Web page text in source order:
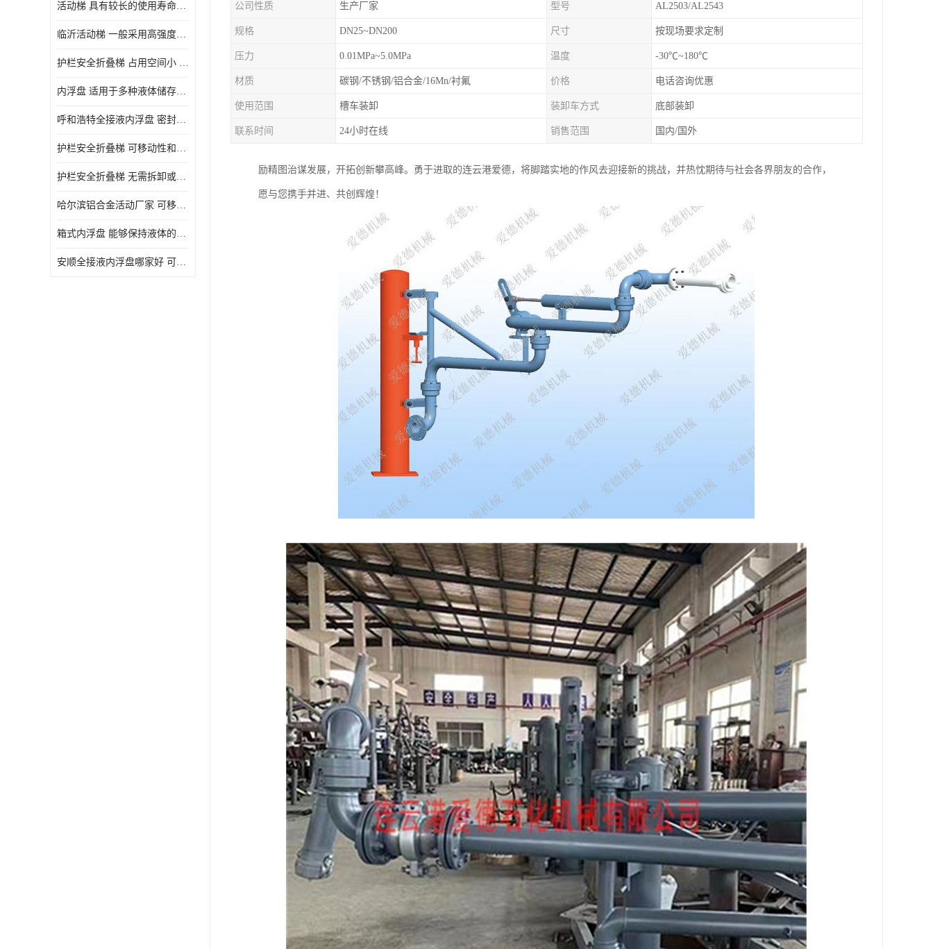
液氨液化气鹤管
定量装车系统
活动梯 具有较长的使用寿命和耐用性 一般采用高强度材料制造
临沂活动梯 一般采用高强度材料制造 可以用于多种不同的任务
护栏安全折叠梯 占用空间小 方便存放和搬运
内浮盘 适用于多种液体储存和运输 能够降低运输成本和维护成本
呼和浩特全接液内浮盘 密封性能好 有效保护液体质量
护栏安全折叠梯 可移动性和安全性较高 占用空间小
护栏安全折叠梯 无需拆卸或重新安装 占用空间小
哈尔滨铝合金活动厂家 可移动性和安全性较高 占用空间小
箱式内浮盘 能够保持液体的密闭状态 适用于多种液体储存和运输
安顺全接液内浮盘哪家好 可以自动上下浮动 密封性能好
公司性质 生产厂家 型号 AL2503/AL2543
规格 DN25~DN200 尺寸 按现场要求定制
压力 0.01MPa~5.0MPa 温度 -30℃~180℃
材质 碳钢/不锈钢/铝合金/16Mn/衬氟 价格 电话咨询优惠
使用范围 槽车装卸 装卸车方式 底部装卸
联系时间 24小时在线 销售范围 国内/国外
励精图治谋发展，开拓创新攀高峰。勇于进取的连云港爱德，将脚踏实地的作风去迎接新的挑战，并热忱期待与社会各界朋友的合作，
愿与您携手并进、共创辉煌！